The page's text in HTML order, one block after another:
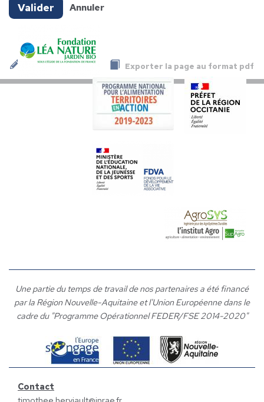
Valider Annuler
Exporter la page au format pdf
Une partie du temps de travail de nos partenaires a été financé
par la Région Nouvelle-Aquitaine et l'Union Européenne dans le
cadre du "Programme Opérationnel FEDER/FSE 2014-2020"
Contact